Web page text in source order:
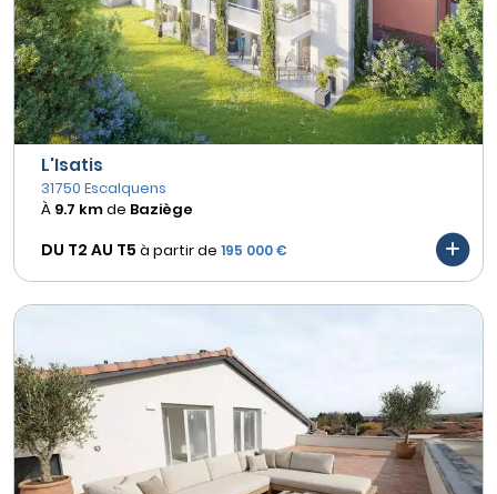
L'Isatis
31750 Escalquens
À 9.7 kmde Baziège
DU T2 AU T5 à partir de 195 000 €